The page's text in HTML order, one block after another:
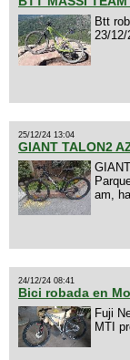
Btt
23/12/
25/12/24 13:04
GIANT TALON2
am,
24/12/24 08:41
Bici robada en
Fuji
MTI